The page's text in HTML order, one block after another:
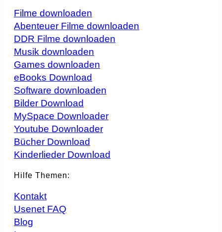
Filme downloaden
Abenteuer Filme downloaden
DDR Filme downloaden
Musik downloaden
Games downloaden
eBooks Download
Software downloaden
Bilder Download
MySpace Downloader
Youtube Downloader
Bücher Download
Kinderlieder Download
Hilfe Themen:
Kontakt
Usenet FAQ
Blog